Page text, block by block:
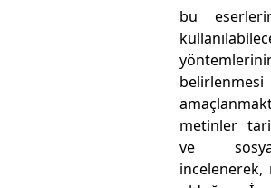
bu
belirlenmesi
metinler
ve